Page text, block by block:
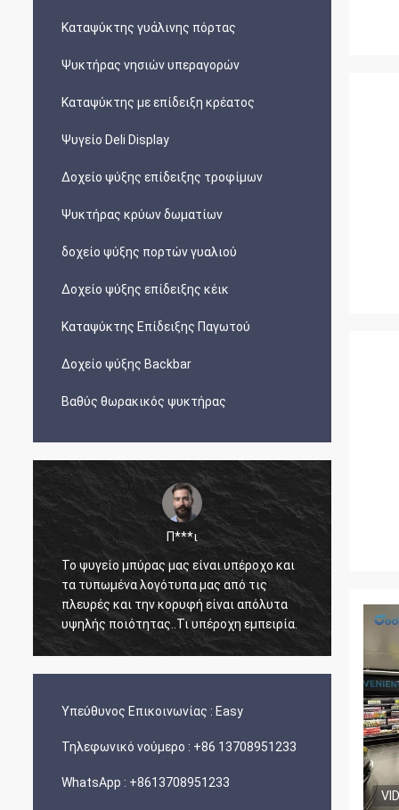
Καταψύκτης γυάλινης πόρτας
Ψυκτήρας νησιών υπεραγορών
Καταψύκτης με επίδειξη κρέατος
Ψυγείο Deli Display
Δοχείο ψύξης επίδειξης τροφίμων
Ψυκτήρας κρύων δωματίων
δοχείο ψύξης πορτών γυαλιού
Δοχείο ψύξης επίδειξης κέικ
Καταψύκτης Επίδειξης Παγωτού
Δοχείο ψύξης Backbar
Βαθύς θωρακικός ψυκτήρας
Π***ι
Το ψυγείο μπύρας μας είναι υπέροχο και
τα τυπωμένα λογότυπα μας από τις
πλευρές και την κορυφή είναι απόλυτα
υψηλής ποιότητας..Τι υπέροχη εμπειρία.
Υπεύθυνος Επικοινωνίας : Easy
Τηλεφωνικό νούμερο : +86 13708951233
WhatsApp : +8613708951233